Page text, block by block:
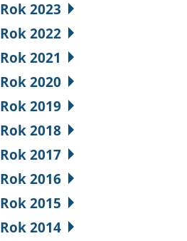
Rok 2023
Rok 2022
Rok 2021
Rok 2020
Rok 2019
Rok 2018
Rok 2017
Rok 2016
Rok 2015
Rok 2014